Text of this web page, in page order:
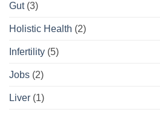
Gut(3)
Holistic Health (2)
Infertility (5)
Jobs (2)
Liver (1)